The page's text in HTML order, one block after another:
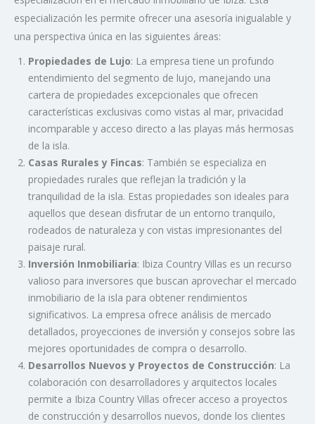
especialización les permite ofrecer una asesoría inigualable y
una perspectiva única en las siguientes áreas:
Propiedades de Lujo: La empresa tiene un profundo
entendimiento del segmento de lujo, manejando una
cartera de propiedades excepcionales que ofrecen
características exclusivas como vistas al mar, privacidad
incomparable y acceso directo a las playas más hermosas
de la isla.
Casas Rurales y Fincas: También se especializa en
propiedades rurales que reflejan la tradición y la
tranquilidad de la isla. Estas propiedades son ideales para
aquellos que desean disfrutar de un entorno tranquilo,
rodeados de naturaleza y con vistas impresionantes del
paisaje rural.
Inversión Inmobiliaria: Ibiza Country Villas es un recurso
valioso para inversores que buscan aprovechar el mercado
inmobiliario de la isla para obtener rendimientos
significativos. La empresa ofrece análisis de mercado
detallados, proyecciones de inversión y consejos sobre las
mejores oportunidades de compra o desarrollo.
Desarrollos Nuevos y Proyectos de Construcción: La
colaboración con desarrolladores y arquitectos locales
permite a Ibiza Country Villas ofrecer acceso a proyectos
de construcción y desarrollos nuevos, donde los clientes